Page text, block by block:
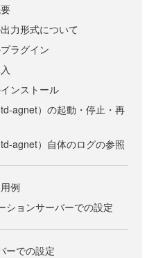
力形式について
ラグイン
ンストール
agnet）の起動・停止・再
agnet）自体のログの参照
例
ションサーバーでの設定
ーでの設定